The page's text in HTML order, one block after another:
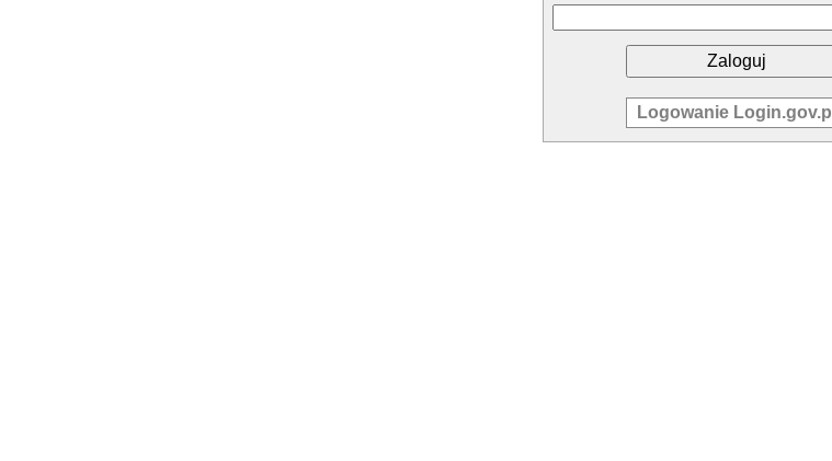
Logowanie Login.gov.pl